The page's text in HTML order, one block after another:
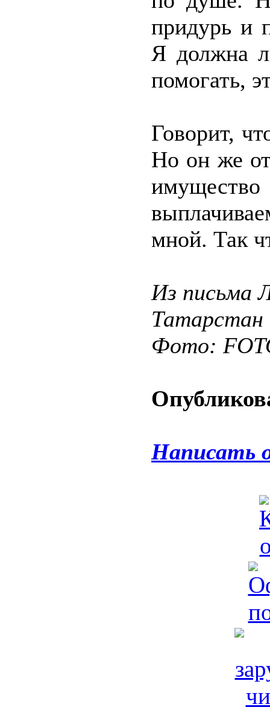
придурь и
Я должна
помогать,
Говорит,
Но он же
мной. Так
Из письма
Татарстан
Фото:
Написать